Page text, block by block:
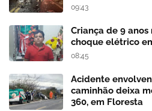
09:43
Criança de 9
choque elétrico
08:45
Acidente
caminhão deixa
360, em Floresta